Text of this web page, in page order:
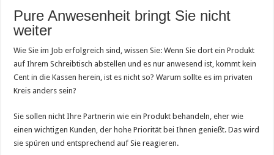
Pure Anwesenheit bringt Sie nicht
weiter
Wie Sie im Job erfolgreich sind, wissen Sie: Wenn Sie dort ein Produkt
auf Ihrem Schreibtisch abstellen und es nur anwesend ist, kommt kein
Cent in die Kassen herein, ist es nicht so? Warum sollte es im privaten
Kreis anders sein?
Sie sollen nicht Ihre Partnerin wie ein Produkt behandeln, eher wie
einen wichtigen Kunden, der hohe Priorität bei Ihnen genießt. Das wird
sie spüren und entsprechend auf Sie reagieren.